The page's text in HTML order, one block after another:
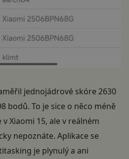
jednojádrové skóre 2630
bodů. To je sice o něco méně
Xiaomi 15, ale v reálném
nepoznáte. Aplikace se
je plynulý a ani